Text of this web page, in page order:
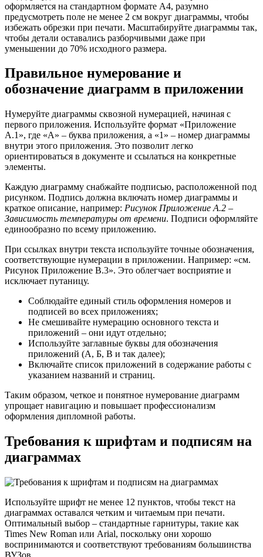
оформляется на стандартном формате А4, разумно
предусмотреть поле не менее 2 см вокруг диаграммы, чтобы
избежать обрезки при печати. Масштабируйте диаграммы так,
чтобы детали оставались разборчивыми даже при
уменьшении до 70% исходного размера.
Правильное нумерование и
обозначение диаграмм в приложении
Нумеруйте диаграммы сквозной нумерацией, начиная с
первого приложения. Используйте формат «Приложение
А.1», где «А» – буква приложения, а «1» – номер диаграммы
внутри этого приложения. Это позволит легко
ориентироваться в документе и ссылаться на конкретные
элементы.
Каждую диаграмму снабжайте подписью, расположенной под
рисунком. Подпись должна включать номер диаграммы и
краткое описание, например: Рисунок Приложение А.2 –
Зависимость температуры от времени. Подписи оформляйте
единообразно по всему приложению.
При ссылках внутри текста используйте точные обозначения,
соответствующие нумерации в приложении. Например: «см.
Рисунок Приложение В.3». Это облегчает восприятие и
исключает путаницу.
Соблюдайте единый стиль оформления номеров и
подписей во всех приложениях;
Не смешивайте нумерацию основного текста и
приложений – они идут отдельно;
Используйте заглавные буквы для обозначения
приложений (А, Б, В и так далее);
Включайте список приложений в содержание работы с
указанием названий и страниц.
Таким образом, четкое и понятное нумерование диаграмм
упрощает навигацию и повышает профессионализм
оформления дипломной работы.
Требования к шрифтам и подписям на
диаграммах
Используйте шрифт не менее 12 пунктов, чтобы текст на
диаграммах оставался четким и читаемым при печати.
Оптимальный выбор – стандартные гарнитуры, такие как
Times New Roman или Arial, поскольку они хорошо
воспринимаются и соответствуют требованиям большинства